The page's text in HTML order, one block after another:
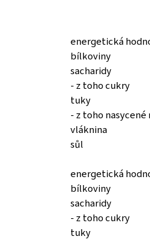
energetická
bílkoviny
sacharidy
- z toho cukry
tuky
- z toho
vláknina
sůl
energetická
bílkoviny
sacharidy
- z toho cukry
tuky